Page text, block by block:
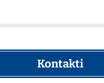
Kontakti